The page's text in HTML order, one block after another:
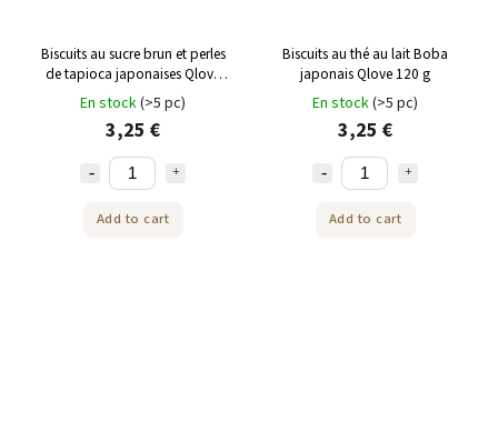
Biscuits au sucre brun et perles
de tapioca japonaises Qlove
120 g
En stock(>5 pc)
3,25 €
Add to cart
Biscuits au thé au lait Boba
japonais Qlove 120 g
En stock(>5 pc)
3,25 €
Add to cart